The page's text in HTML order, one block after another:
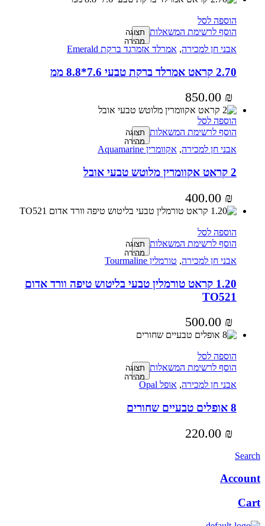
הוספה לסל
הוסף לרשימת המשאלות תצוגה
מהירה
אבני חן למכירה, אמרלד אזמרגד ברקת Emerald
2.70 קראט אמרלד ברקת טבעי 7.6*8.8 ממ
850.00 ₪
הוספה לסל
הוסף לרשימת המשאלות תצוגה
מהירה
אבני חן למכירה, אקוומרין Aquamarine
2 קראט אקוומרין מלוטש טבעי אובל
400.00 ₪
הוספה לסל
הוסף לרשימת המשאלות תצוגה
מהירה
אבני חן למכירה, טורמלין Tourmaline
1.20 קראט טורמלין טבעי בליטוש טיפה וורד אדום
TO521
500.00 ₪
הוספה לסל
הוסף לרשימת המשאלות תצוגה
מהירה
אבני חן למכירה, אופל Opal
8 אופלים טבעיים שחורים
220.00 ₪
Search
Account
Cart